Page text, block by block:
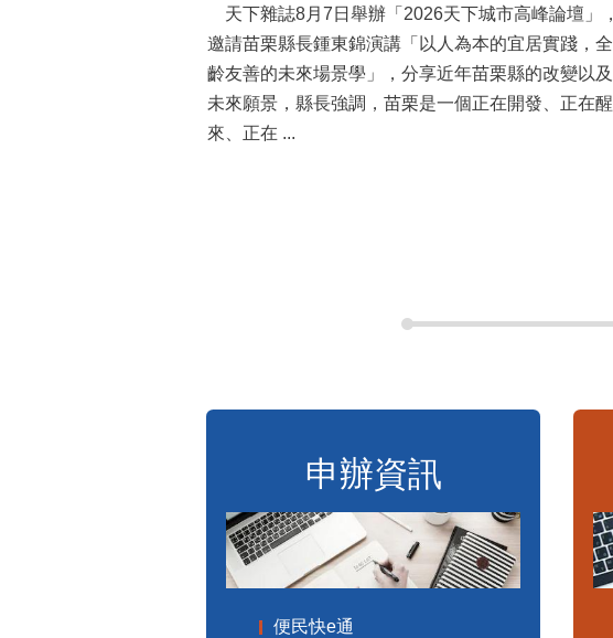
天下雜誌8月7日舉辦「2026天下城市高峰論壇」，
邀請苗栗縣長鍾東錦演講「以人為本的宜居實踐，全
齡友善的未來場景學」，分享近年苗栗縣的改變以及
未來願景，縣長強調，苗栗是一個正在開發、正在醒
來、正在 ...
申辦資訊
便民快e通